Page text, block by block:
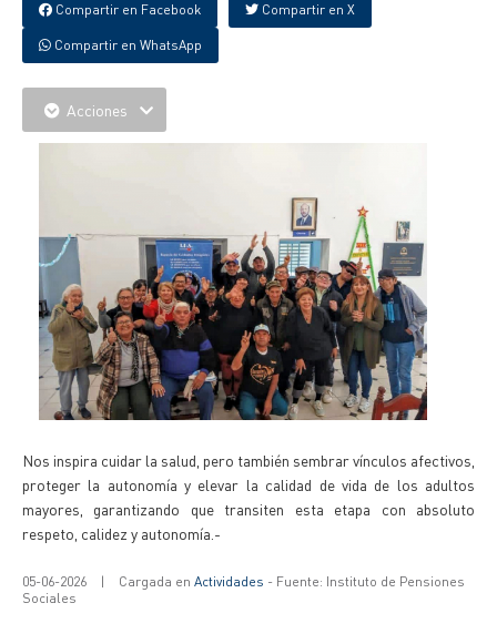
Compartir en Facebook Compartir en X
Compartir en WhatsApp
Acciones
Nos inspira cuidar la salud, pero también sembrar vínculos afectivos,
proteger la autonomía y elevar la calidad de vida de los adultos
mayores, garantizando que transiten esta etapa con absoluto
respeto, calidez y autonomía.-
05-06-2026 | Cargada en Actividades - Fuente: Instituto de Pensiones
Sociales